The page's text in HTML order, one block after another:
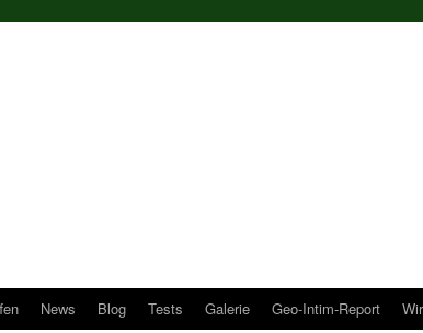
News Blog Tests Galerie Geo-Intim-Report